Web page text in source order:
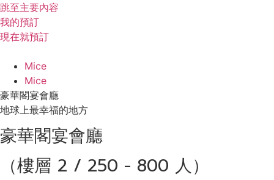
跳至主要內容
我的預訂
現在就預訂
Mice
Mice
豪華閣宴會廳
地球上最幸福的地方
豪華閣宴會廳
（樓層 2 / 250 - 800 人）